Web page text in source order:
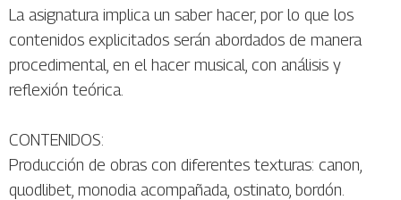
La asignatura implica un saber hacer, por lo que los
contenidos explicitados serán abordados de manera
procedimental, en el hacer musical, con análisis y
reflexión teórica.
CONTENIDOS:
Producción de obras con diferentes texturas: canon,
quodlibet, monodia acompañada, ostinato, bordón.